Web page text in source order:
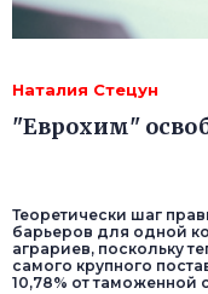
Наталия Стецун
"Еврохим"
Теоретически шаг
барьеров для одной
аграриев, поскольку
самого крупного
10,78% от таможенной